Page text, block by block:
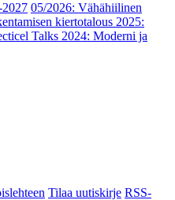
05/2026: Vähähiilinen
kiertotalous 2025:
Talks 2024: Moderni ja
Tilaa uutiskirje RSS-